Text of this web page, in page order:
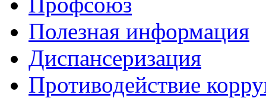
Полезная информация
Диспансеризация
Противодействие